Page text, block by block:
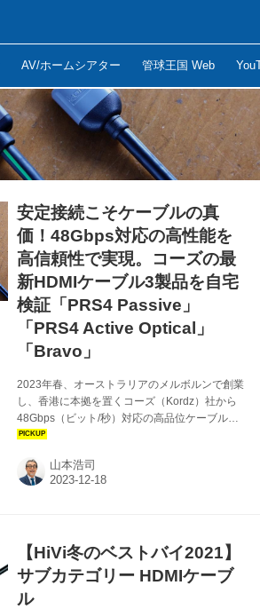
AV/ホームシアター 管球王国 Web
安定接続こそケーブルの真
価！48Gbps対応の高性能を
高信頼性で実現。コーズの最
新HDMIケーブル3製品を自宅
検証「PRS4 Passive」
「PRS4 Active Optical」
「Bravo」
2023年春、オーストラリアのメルボルンで創業
し、香港に本拠を置くコーズ（Kordz）社から
48Gbps（ビット/秒）対応の高品位ケーブル
「PRS4」シリーズが登場した。このシリーズ
のActive Optical（光ファイバー）で構成され、
すべての長さでHDMI2.1規格で定義された全機
Optical、そして同社製HDMIケーブルのフラッ
グシップに当たる「Bravo」（金属導体）のパ
フォーマ...
山本浩司
【HiVi冬のベストバイ2021】
サブカテゴリー HDMIケーブ
ル